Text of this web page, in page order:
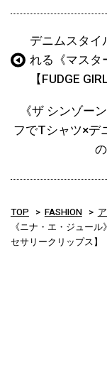
デニムスタイ
れる《マスタ
【FUDGE
《ザ シンゾー
フでTシャツ×デ
TOP FASHION
《ニナ・エ・ジュー
セサリークリップス】